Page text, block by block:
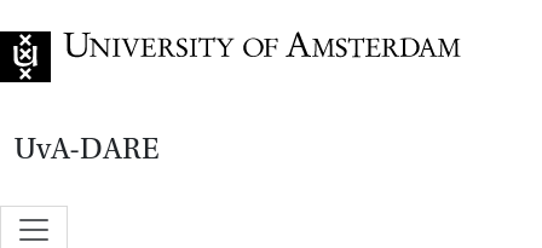
UvA-DARE